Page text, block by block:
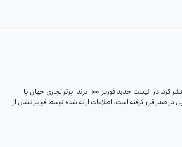
فوربز امروز لیست باارزش‌ترین برندهای تجاری جهان را برای هفتمین سال پیاپی منتشر کرد. در لیست جدید فوربز، ۱۰۰ برند برتر تجاری جهان با
پیاپی در صدر قرار گرفته است. اطلاعات ارائه ‌شده توسط فوربز نشان از